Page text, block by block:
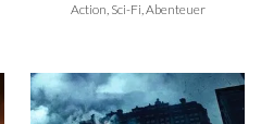
Action, Sci-Fi, Abenteuer